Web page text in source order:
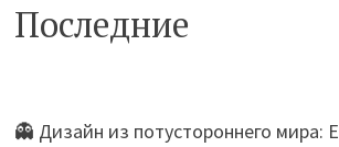
Последние
👻 Дизайн из потустороннего мира: